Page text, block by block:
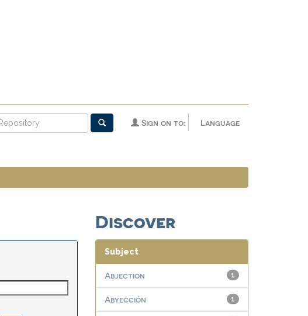
Language
Sign on to:
Discover
Subject
1
Abjection
1
Abyección